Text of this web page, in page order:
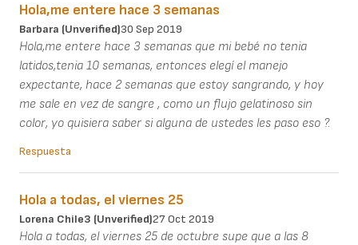
Hola,me entere hace 3 semanas
Barbara (unverified)30 Sep 2019
Hola,me entere hace 3 semanas que mi bebé no tenia
latidos,tenia 10 semanas, entonces elegí el manejo
expectante, hace 2 semanas que estoy sangrando, y hoy
me sale en vez de sangre , como un flujo gelatinoso sin
color, yo quisiera saber si alguna de ustedes les paso eso ?.
Respuesta
Hola a todas, el viernes 25
Lorena Chile3 (unverified)27 Oct 2019
Hola a todas, el viernes 25 de octubre supe que a las 8